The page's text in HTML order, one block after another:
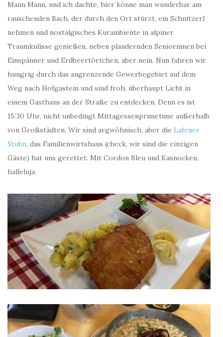
Mann Mann, und ich dachte, hier könne man wunderbar am
rauschenden Bach, der durch den Ort stürzt, ein Schnitzerl
nehmen und nostalgisches Kurambiente in alpiner
Traumkulisse genießen, neben plaudernden Seniorinnen bei
Einspänner und Erdbeertörtchen, aber nein. Nun fahren wir
hungrig durch das angrenzende Gewerbegebiet auf dem
Weg nach Hofgastein und sind froh, überhaupt Licht in
einem Gasthaus an der Straße zu entdecken. Denn es ist
15:30 Uhr, nicht unbedingt Mittagessenprimetime außerhalb
von Großstädten. Wir sind argwöhnisch, aber die Lafener
Stubn, das Familienwirtshaus (check, wir sind die einzigen
Gäste) hat uns gerettet. Mit Cordon Bleu und Kasnocken,
halleluja.